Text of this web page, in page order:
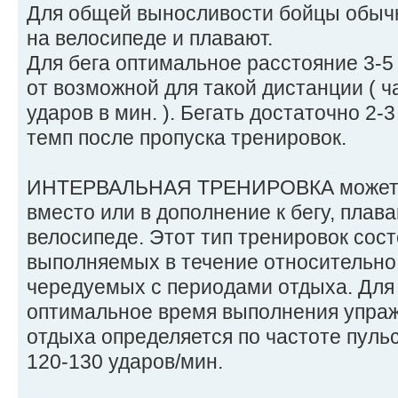
Для общей выносливости бойцы
на велосипеде и плавают.
Для бега оптимальное расстояние 3-
от возможной для такой дистанции (
ударов в мин. ). Бегать достаточно 2-
темп после пропуска тренировок.
ИНТЕРВАЛЬНАЯ ТРЕНИРОВКА может
вместо или в дополнение к бегу,
велосипеде. Этот тип тренировок
выполняемых в течение
чередуемых с периодами отдыха. Для
оптимальное время выполнения
отдыха определяется по частоте
120-130 ударов/мин.